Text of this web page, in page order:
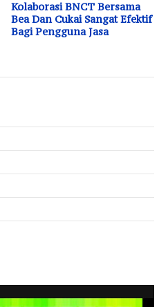
Kolaborasi BNCT Bersama
Bea Dan Cukai Sangat Efektif
Bagi Pengguna Jasa